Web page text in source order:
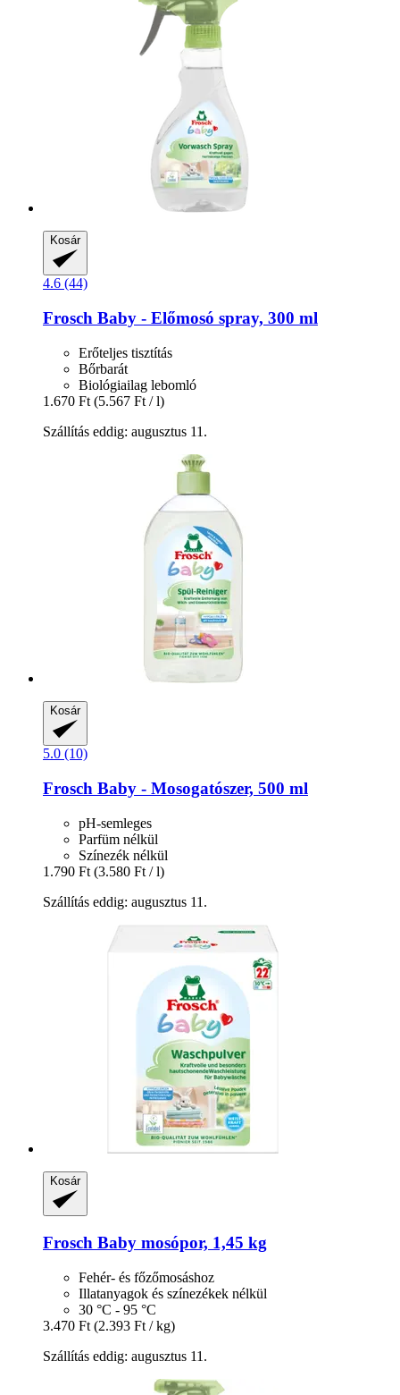
Kosár
4.6 (44)
Frosch Baby -​ Előmosó spray, 300 ml
Erőteljes tisztítás
Bőrbarát
Biológiailag lebomló
1.670 Ft (5.567 Ft / l)
Szállítás eddig: augusztus 11.
Kosár
5.0 (10)
Frosch Baby -​ Mosogatószer, 500 ml
pH-semleges
Parfüm nélkül
Színezék nélkül
1.790 Ft (3.580 Ft / l)
Szállítás eddig: augusztus 11.
Kosár
Frosch Baby mosópor, 1,45 kg
Fehér- és főzőmosáshoz
Illatanyagok és színezékek nélkül
30 °C - 95 °C
3.470 Ft (2.393 Ft / kg)
Szállítás eddig: augusztus 11.